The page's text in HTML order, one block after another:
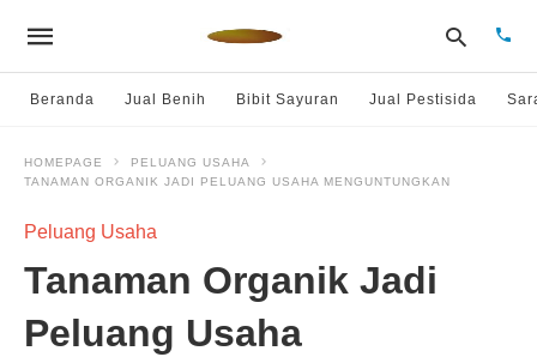
Beranda Jual Benih Bibit Sayuran Jual Pestisida
HOMEPAGE
PELUANG USAHA
TANAMAN ORGANIK JADI PELUANG USAHA MENGUNTUNGKAN
Peluang Usaha
Tanaman Organik Jadi
Peluang Usaha